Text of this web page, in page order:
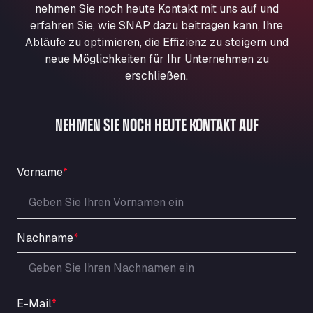
Aqua Ariva GmbH
Marie-Curie-Straße 24, 68219
Aral Autohof Bockel
An der Autobahn 1, 27404
ARAL Autohof Bockenem
ARAL Autohof Merklingen
Schellweilerstraße 1, 66871
ARAL Tankstelle - XXL Truckwash.de
GmbH
Ardleigh South Services
a120 westbound, CO77SL
Area 47 Hermanos Rico
Autovia A4 km 47, 28300
nehmen Sie noch heute Kontakt mit uns auf und
erfahren Sie, wie SNAP dazu beitragen kann, Ihre
Abläufe zu optimieren, die Effizienz zu steigern und
neue Möglichkeiten für Ihr Unternehmen zu
erschließen.
NEHMEN SIE NOCH HEUTE KONTAKT AUF
Vorname*
Nachname*
E-Mail*